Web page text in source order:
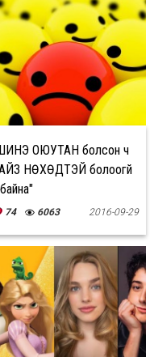
ОЮУТАН болсон ч
НӨХӨДТЭЙ болоогүй
74 6063 2016-09-29